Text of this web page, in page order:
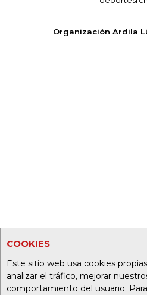
COOKIES
Este sitio web usa cookies
analizar el tráfico, mejorar
comportamiento del usuario.
Organización Ardila